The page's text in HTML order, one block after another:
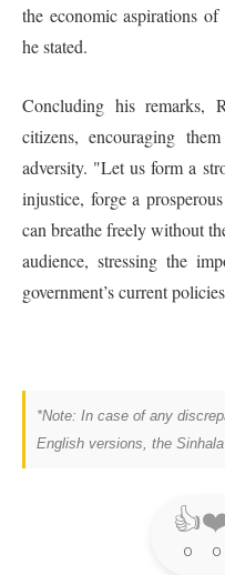
the economic aspirations
he stated.
Concluding his remarks,
citizens, encouraging
adversity. "Let us form a
injustice, forge a
can breathe freely without
audience, stressing the
government’s current
*Note: In case of any
English versions, the
👍
0 0